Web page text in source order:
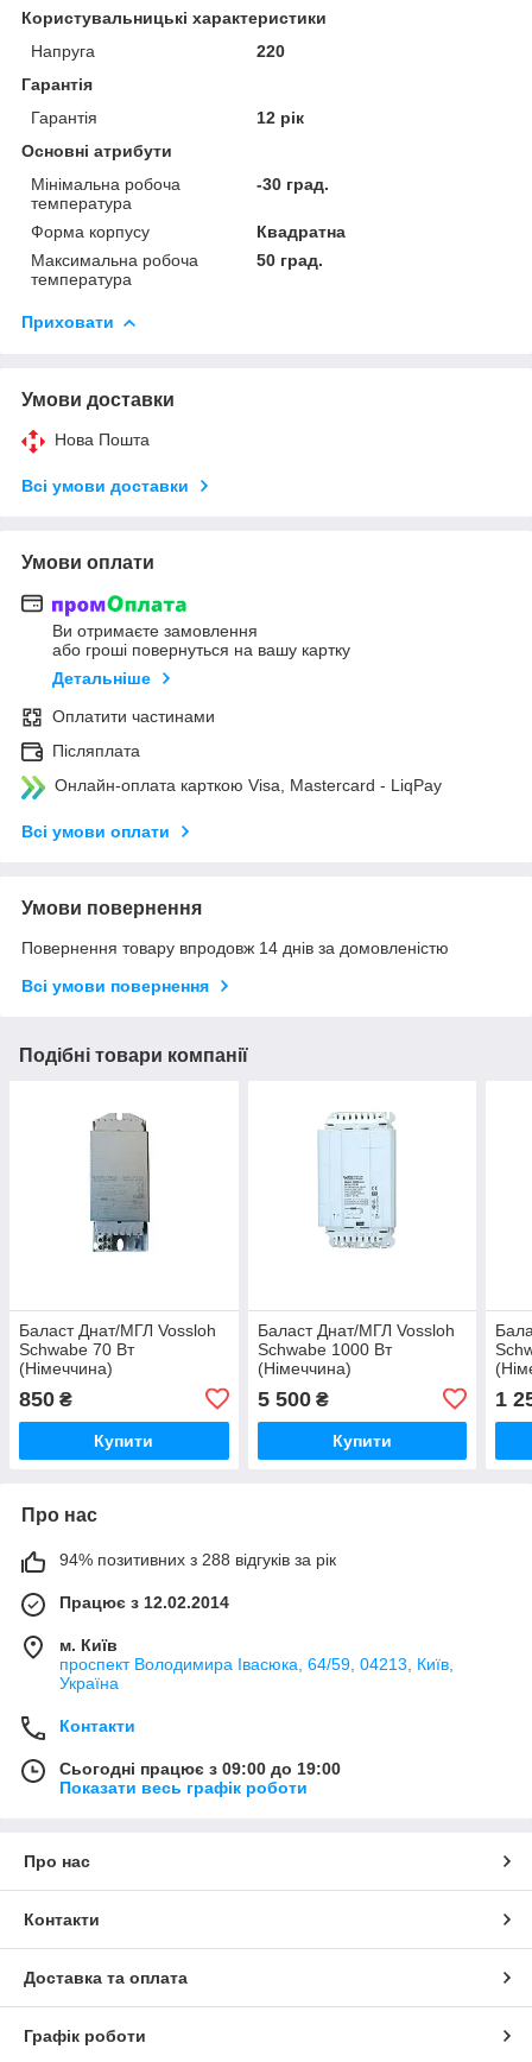
Користувальницькі характеристики
Напруга
220
Гарантія
Гарантія
12 рік
Основні атрибути
Мінімальна робоча
температура
-30 град.
Форма корпусу
Квадратна
Максимальна робоча
температура
50 град.
Приховати
Умови доставки
Нова Пошта
Всі умови доставки
Умови оплати
Ви отримаєте замовлення
або гроші повернуться на вашу картку
Детальніше
Оплатити частинами
Післяплата
Онлайн-оплата карткою Visa, Mastercard - LiqPay
Всі умови оплати
Умови повернення
Повернення товару впродовж 14 днів за домовленістю
Всі умови повернення
Подібні товари компанії
Баласт Днат/МГЛ Vossloh
Schwabe 70 Вт
(Німеччина)
850 ₴
Купити
Баласт Днат/МГЛ Vossloh
Schwabe 1000 Вт
(Німеччина)
5 500₴
Купити
1
Про нас
94% позитивних з 288 відгуків за рік
Працює з 12.02.2014
м. Київ
проспект Володимира Івасюка, 64/59, 04213, Київ,
Україна
Контакти
Сьогодні працює з 09:00 до 19:00
Показати весь графік роботи
Про нас
Контакти
Доставка та оплата
Графік роботи